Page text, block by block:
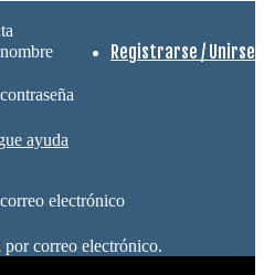
Registrarse / Unirse
ayuda
electrónico
por correo electrónico.